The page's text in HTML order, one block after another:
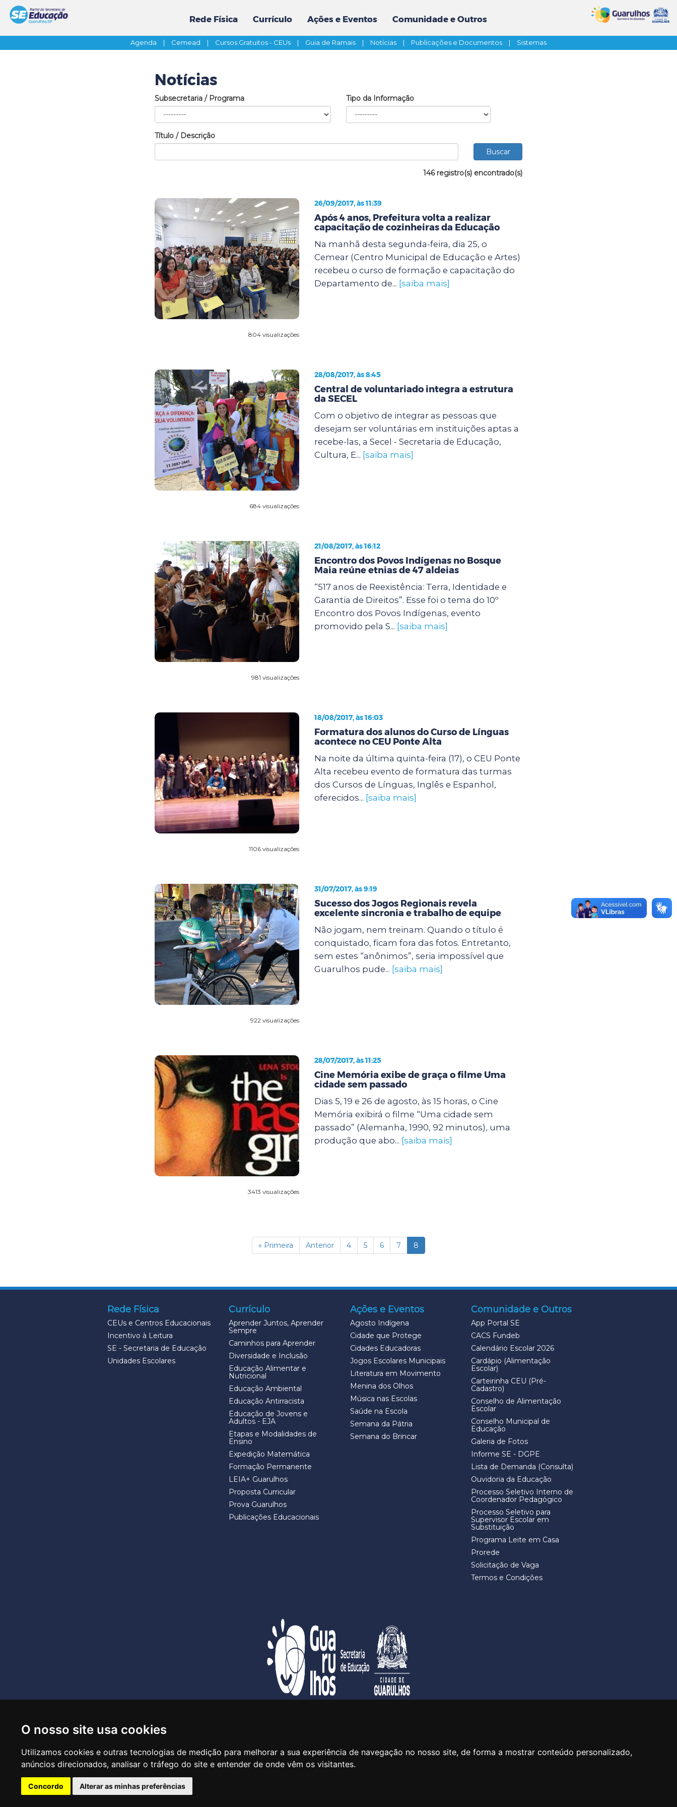
CTRL+F2
O nosso site usa cookies
Utilizamos cookies e outras tecnologias de medição para melhorar a sua experiência de navegação no nosso site, de forma a mostrar conteúdo personalizado,
anúncios direcionados, analisar o tráfego do site e entender de onde vêm os visitantes.
Concordo Alterar as minhas preferências
Rede Física Currículo Ações e Eventos Comunidade e Outros
Agenda | Cemead | Cursos Gratuitos - CEUs | Guia de Ramais | Notícias | Publicações e Documentos | Sistemas
Notícias
Subsecretaria / Programa Tipo da Informação
Título / Descrição
146 registro(s) encontrado(s)
804 visualizações
26/09/2017, às 11:39
Após 4 anos, Prefeitura volta a realizar
capacitação de cozinheiras da Educação
Na manhã desta segunda-feira, dia 25, o
Cemear (Centro Municipal de Educação e Artes)
recebeu o curso de formação e capacitação do
Departamento de... [saiba mais]
684 visualizações
28/08/2017, às 8:45
Central de voluntariado integra a estrutura
da SECEL
Com o objetivo de integrar as pessoas que
desejam ser voluntárias em instituições aptas a
recebe-las, a Secel - Secretaria de Educação,
Cultura, E... [saiba mais]
981 visualizações
21/08/2017, às 16:12
Encontro dos Povos Indígenas no Bosque
Maia reúne etnias de 47 aldeias
“517 anos de Reexistência: Terra, Identidade e
Garantia de Direitos”. Esse foi o tema do 10º
Encontro dos Povos Indígenas, evento
promovido pela S... [saiba mais]
1106 visualizações
18/08/2017, às 16:03
Formatura dos alunos do Curso de Línguas
acontece no CEU Ponte Alta
Na noite da última quinta-feira (17), o CEU Ponte
Alta recebeu evento de formatura das turmas
dos Cursos de Línguas, Inglês e Espanhol,
oferecidos... [saiba mais]
922 visualizações
31/07/2017, às 9:19
Sucesso dos Jogos Regionais revela
excelente sincronia e trabalho de equipe
Não jogam, nem treinam. Quando o título é
conquistado, ficam fora das fotos. Entretanto,
sem estes “anônimos”, seria impossível que
Guarulhos pude... [saiba mais]
3413 visualizações
28/07/2017, às 11:25
Cine Memória exibe de graça o filme Uma
cidade sem passado
Dias 5, 19 e 26 de agosto, às 15 horas, o Cine
Memória exibirá o filme “Uma cidade sem
passado” (Alemanha, 1990, 92 minutos), uma
produção que abo... [saiba mais]
« Primeira Anterior 4 5 6 7 8
Rede Física
CEUs e Centros Educacionais
Incentivo à Leitura
SE - Secretaria de Educação
Unidades Escolares
Currículo
Aprender Juntos, Aprender
Sempre
Caminhos para Aprender
Diversidade e Inclusão
Educação Alimentar e
Nutricional
Educação Ambiental
Educação Antirracista
Educação de Jovens e
Adultos - EJA
Etapas e Modalidades de
Ensino
Expedição Matemática
Formação Permanente
LEIA+ Guarulhos
Proposta Curricular
Prova Guarulhos
Publicações Educacionais
Ações e Eventos
Agosto Indígena
Cidade que Protege
Cidades Educadoras
Jogos Escolares Municipais
Literatura em Movimento
Menina dos Olhos
Música nas Escolas
Saúde na Escola
Semana da Pátria
Semana do Brincar
Comunidade e Outros
App Portal SE
CACS Fundeb
Calendário Escolar 2026
Cardápio (Alimentação
Escolar)
Carteirinha CEU (Pré-
Cadastro)
Conselho de Alimentação
Escolar
Conselho Municipal de
Educação
Galeria de Fotos
Informe SE - DGPE
Lista de Demanda (Consulta)
Ouvidoria da Educação
Processo Seletivo Interno de
Coordenador Pedagógico
Processo Seletivo para
Supervisor Escolar em
Substituição
Programa Leite em Casa
Prorede
Solicitação de Vaga
Termos e Condições
Rua Claudino Barbosa, 313 - Macedo - Guarulhos/SP CEP 07113-040
Central de Atendimento: *55 11 2475-7300